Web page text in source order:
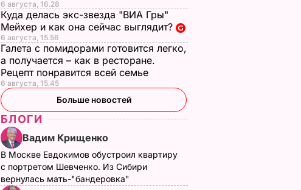
6 августа, 16.28
Куда делась экс-звезда "ВИА Гры"
Мейхер и как она сейчас выглядит?
6 августа, 15.56
Галета с помидорами готовится легко,
а получается – как в ресторане.
Рецепт понравится всей семье
6 августа, 15.45
Больше новостей
БЛОГИ
Вадим Крищенко
В Москве Евдокимов обустроил квартиру
с портретом Шевченко. Из Сибири
вернулась мать-"бандеровка"